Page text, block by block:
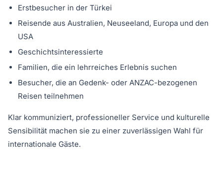
Erstbesucher in der Türkei
Reisende aus Australien, Neuseeland, Europa und den
USA
Geschichtsinteressierte
Familien, die ein lehrreiches Erlebnis suchen
Besucher, die an Gedenk- oder ANZAC-bezogenen
Reisen teilnehmen
Klar kommuniziert, professioneller Service und kulturelle
Sensibilität machen sie zu einer zuverlässigen Wahl für
internationale Gäste.